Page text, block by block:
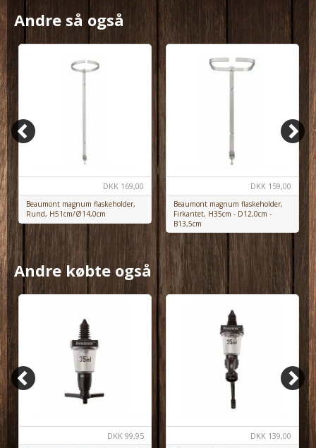
Andre så også
DKK 169,00
Beaumont magnum flaskeholder,
Rund, H51cm/Ø14,0cm
DKK 159,00
Beaumont magnum flaskeholder,
Firkantet, H35cm - D12,0cm -
B13,5cm
Andre købte også
DKK 99,95 DKK 139,00